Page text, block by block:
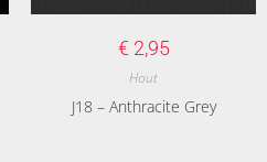
€ 2,95
Hout
J18 – Anthracite Grey